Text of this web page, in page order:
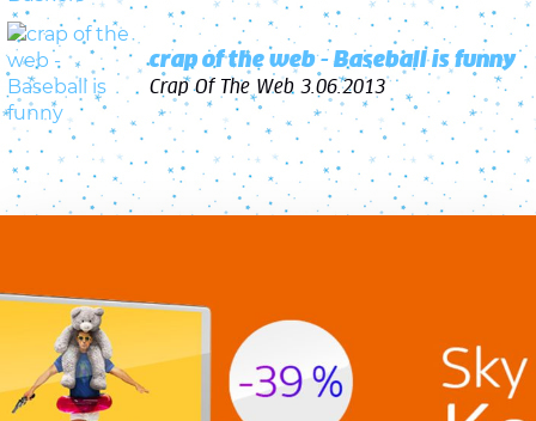
crap of the web - Baseball is funny
Crap Of The Web 3.06.2013